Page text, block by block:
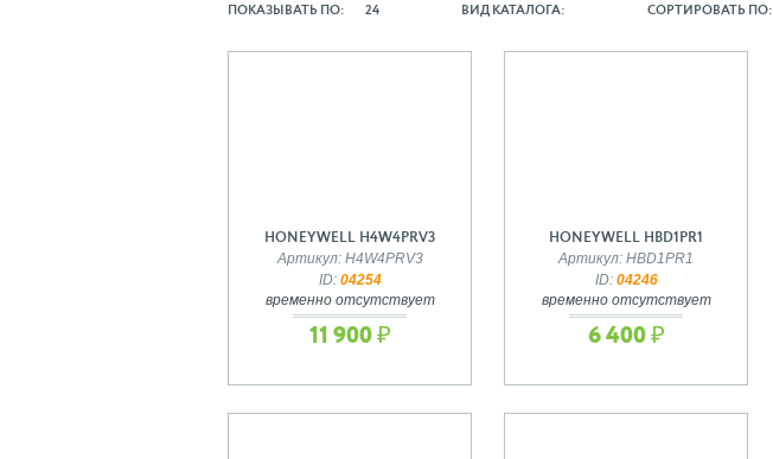
ПОКАЗЫВАТЬ ПО: 24 ВИД КАТАЛОГА: СОРТИРОВАТЬ ПО:
HONEYWELL H4W4PRV3
Артикул: H4W4PRV3
ID: 04254
временно отсутствует
11 900 ₽
HONEYWELL HBD1PR1
Артикул: HBD1PR1
ID: 04246
временно отсутствует
6 400 ₽